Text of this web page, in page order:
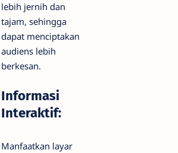
lebih jernih dan
tajam, sehingga
dapat menciptakan
audiens lebih
berkesan.
Informasi
Interaktif:
Manfaatkan layar